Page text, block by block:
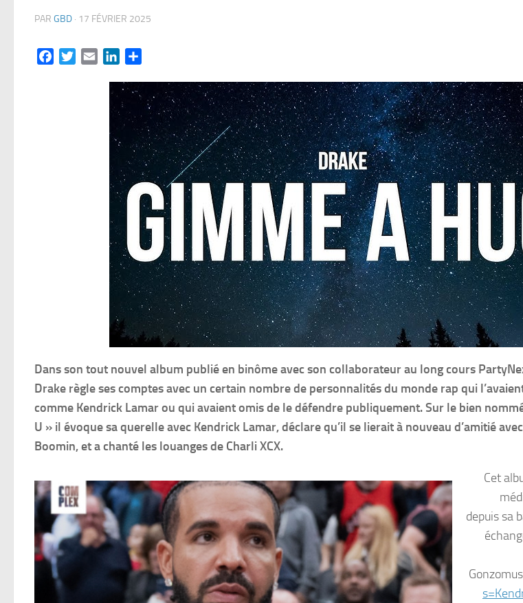
PAR GBD · 17 FÉVRIER 2025
FacebookTwitterEmail LinkedIn
Dans son tout nouvel album publié en binôme avec son collaborateur au long cours
Drake règle ses comptes avec un certain nombre de personnalités du monde rap qui
comme Kendrick Lamar ou qui avaient omis de le défendre publiquement. Sur le bien
U » il évoque sa querelle avec Kendrick Lamar, déclare qu’il se lierait à nouveau d’amitié
Boomin, et a chanté les louanges de Charli XCX.
Cet
depuis sa